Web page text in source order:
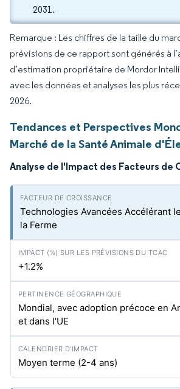
2031.
Remarque : Les chiffres de la taille du
prévisions de ce rapport sont générés à
d’estimation propriétaire de Mordor
avec les données et analyses les plus
2026.
Tendances et Perspectives
Marché de la Santé Animale
Analyse de l'Impact des Facteurs de
Technologies Avancées Accélérant
la Ferme
+1.2%
Mondial, avec adoption précoce en
et dans l'UE
Moyen terme (2-4 ans)